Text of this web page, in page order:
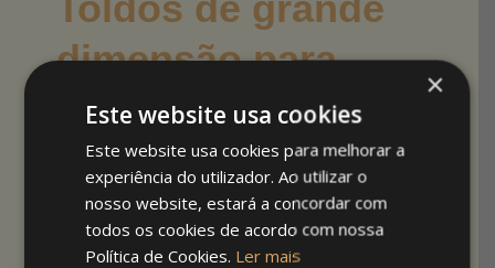
dimensão para
zonas de piscina e
lounge
Enquanto as pérgolas são ideais para estruturar
áreas de refeição e bares, os toldos de grande
dimensão são ferramentas cruciais para gerir o
×
Este website usa cookies
Este website usa cookies para melhorar a
experiência do utilizador. Ao utilizar o
nosso website, estará a concordar com
todos os cookies de acordo com nossa
Política de Cookies. Ler mais